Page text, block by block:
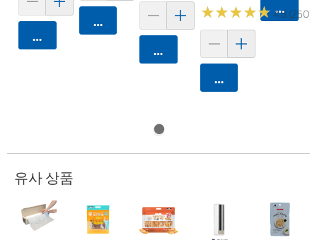
카트에 담기
카트에 담기
카트에 담기
★★★★★
★★★★★ 4.8 (250)
카트에 담기
카트에
유사 상품